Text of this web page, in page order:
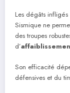
Les dégâts infligés
Sismique ne
des troupes
d’
Son efficacité
défensives et du